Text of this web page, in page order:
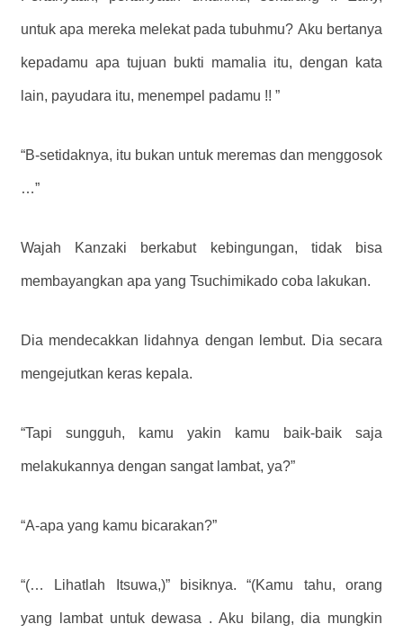
untuk apa mereka melekat pada tubuhmu? Aku bertanya
kepadamu apa tujuan bukti mamalia itu, dengan kata
lain, payudara itu, menempel padamu !! ”
“B-setidaknya, itu bukan untuk meremas dan menggosok
…”
Wajah Kanzaki berkabut kebingungan, tidak bisa
membayangkan apa yang Tsuchimikado coba lakukan.
Dia mendecakkan lidahnya dengan lembut. Dia secara
mengejutkan keras kepala.
“Tapi sungguh, kamu yakin kamu baik-baik saja
melakukannya dengan sangat lambat, ya?”
“A-apa yang kamu bicarakan?”
“(… Lihatlah Itsuwa,)” bisiknya. “(Kamu tahu, orang
yang lambat untuk dewasa . Aku bilang, dia mungkin